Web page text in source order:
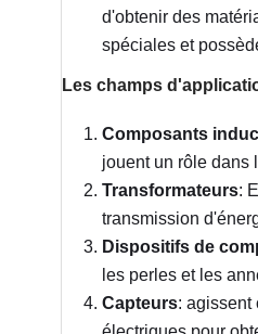
d'obtenir des
spéciales et
Les champs
Composants
jouent un rôle dans
Transformateurs:
transmission
Dispositifs de
les perles et les
Capteurs: agissent